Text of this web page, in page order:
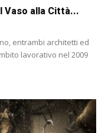
Vaso alla Città...
entrambi architetti ed
lavorativo nel 2009